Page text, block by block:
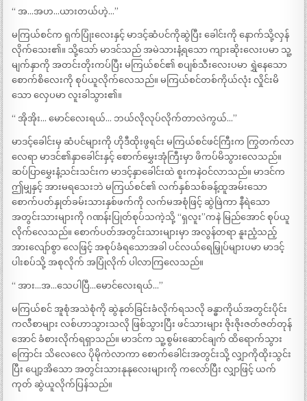
“ အ…အဟ…ယားတယ်ဟဲ့…”
မကြယ်စင်က ရှက်ပြုံးလေးနှင့် မာဒင့်ဆံပင်ကိုဆွဲပြီး ခေါင်းကို နောက်သို့လှန်
လိုက်သေး၏။ သို့သော် မာဒင်သည် အမဲသားနံ့ရသော ကျားဆိုးလေးပမာ သူ့
မျက်နှာကို အတင်းတိုးကပ်ပြီး မကြယ်စင်၏ စပျစ်သီးလေးပမာ ရွှဲနေသော
စောက်စိလေးကို စုပ်ယူလိုက်လေသည်။ မကြယ်စင်တစ်ကိုယ်လုံး လှိုင်းမိ
သော လှေပမာ လူးခါသွား၏။
“ အိုအိုး… မောင်လေးရယ်… ဘယ်လိုလုပ်လိုက်တာလဲကွယ်…”
မာဒင့်ခေါင်းမှ ဆံပင်များကို ဟိုဒီထိုးဖွရင်း မကြယ်စင်ဖင်ကြီးက ကြွတက်လာ
လေရာ မာဒင်၏နှာခေါင်းနှင့် စောက်မွှေးအုံကြီးမှာ ဖိကပ်မိသွားလေသည်။
ဆပ်ပြာမွှေးနံ့သင်းသင်းက မာဒင့်နှာခေါင်းထဲ စူးကနဲဝင်လာသည်။ မာဒင်က
ဤမျှနှင့် အားမရသေးဘဲ မကြယ်စင်၏ လက်နှစ်သစ်ခန့်ထူအမ်းသော
စောက်ပတ်နှုတ်ခမ်းသားနှစ်ဖက်ကို လက်မအစုံဖြင့် ဆွဲဖြဲကာ နီရဲသော
အတွင်းသားများကို ဂဏန်းပြုတ်စုပ်သကဲ့သို့ “ရှလူး”ကနဲ မြည်အောင် စုပ်ယူ
လိုက်လေသည်။ စောက်ပတ်အတွင်းသားများမှာ အလွန်တရာ နူးညံ့သည့်
အားလျော်စွာ လေဖြင့် အစုပ်ခံရသောအခါ ပင်လယ်ရေမြှုပ်များပမာ မာဒင့်
ပါးစပ်သို့ အစုလိုက် အပြုံလိုက် ပါလာကြလေသည်။
“ အား…အ…သေပါပြီ…မောင်လေးရယ်…”
မကြယ်စင် အူစုံအသဲစုံကို ဆွဲနုတ်ခြင်းခံလိုက်ရသလို ခန္ဓာကိုယ်အတွင်းပိုင်း
ကလီစာများ လစ်ဟာသွားသလို ဖြစ်သွားပြီး ဖင်သားများ ဇိုးဇိုးဇတ်ဇတ်တုန်
အောင် ခံစားလိုက်ရရှာသည်။ မာဒင်က သူ့စွမ်းဆောင်ချက် ထိရောက်သွား
ကြောင်း သိလေလေ ပိုမိုကဲလာကာ စောက်ခေါင်းအတွင်းသို့ လျှာကိုထိုးသွင်း
ပြီး ပျော့အိသော အတွင်းသားနုနုလေးများကို ကလော်ပြီး လျှာဖြင့် ယက်
ကုတ် ဆွဲယူလိုက်ပြန်သည်။